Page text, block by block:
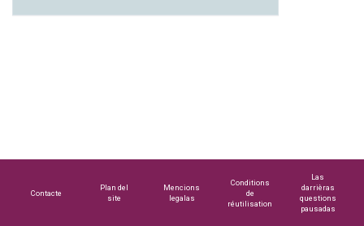
Contacte
Plan del
site
Mencions
legalas
Conditions
de
réutilisation
Las
darrièras
questions
pausadas